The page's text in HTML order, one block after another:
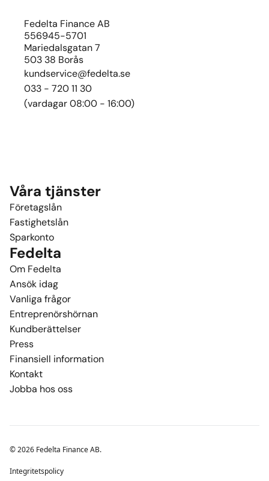
Fedelta Finance AB
556945-5701
Mariedalsgatan 7
503 38 Borås
kundservice@fedelta.se
033 - 720 11 30
(vardagar 08:00 - 16:00)
Våra tjänster
Företagslån
Fastighetslån
Sparkonto
Fedelta
Om Fedelta
Ansök idag
Vanliga frågor
Entreprenörshörnan
Kundberättelser
Press
Finansiell information
Kontakt
Jobba hos oss
© 2026 Fedelta Finance AB.
Integritetspolicy